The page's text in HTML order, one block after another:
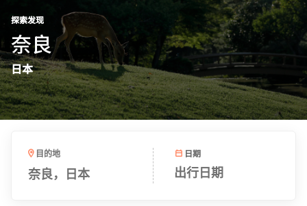
探索发现
​奈良​
日本
目的地
奈良​，日本
日期
出行日期